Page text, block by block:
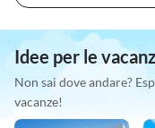
Idee per le
Non sai dove andare?
vacanze!